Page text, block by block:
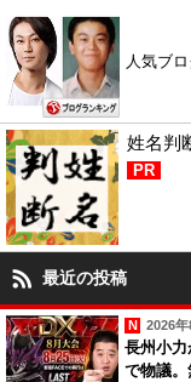
人気ブ
姓名判
PR
最近の投稿
2026
長州小
で物議